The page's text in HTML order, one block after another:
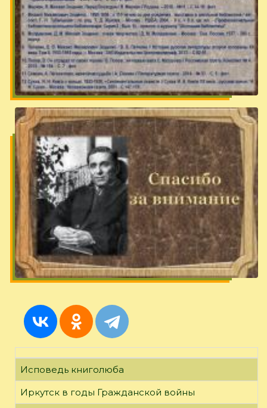
Исповедь книголюба
Иркутск в годы Гражданской войны